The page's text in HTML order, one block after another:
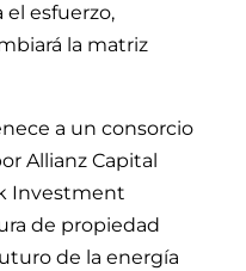
esfuerzo,
la matriz
a un consorcio
Allianz Capital
Investment
de propiedad
de la energía